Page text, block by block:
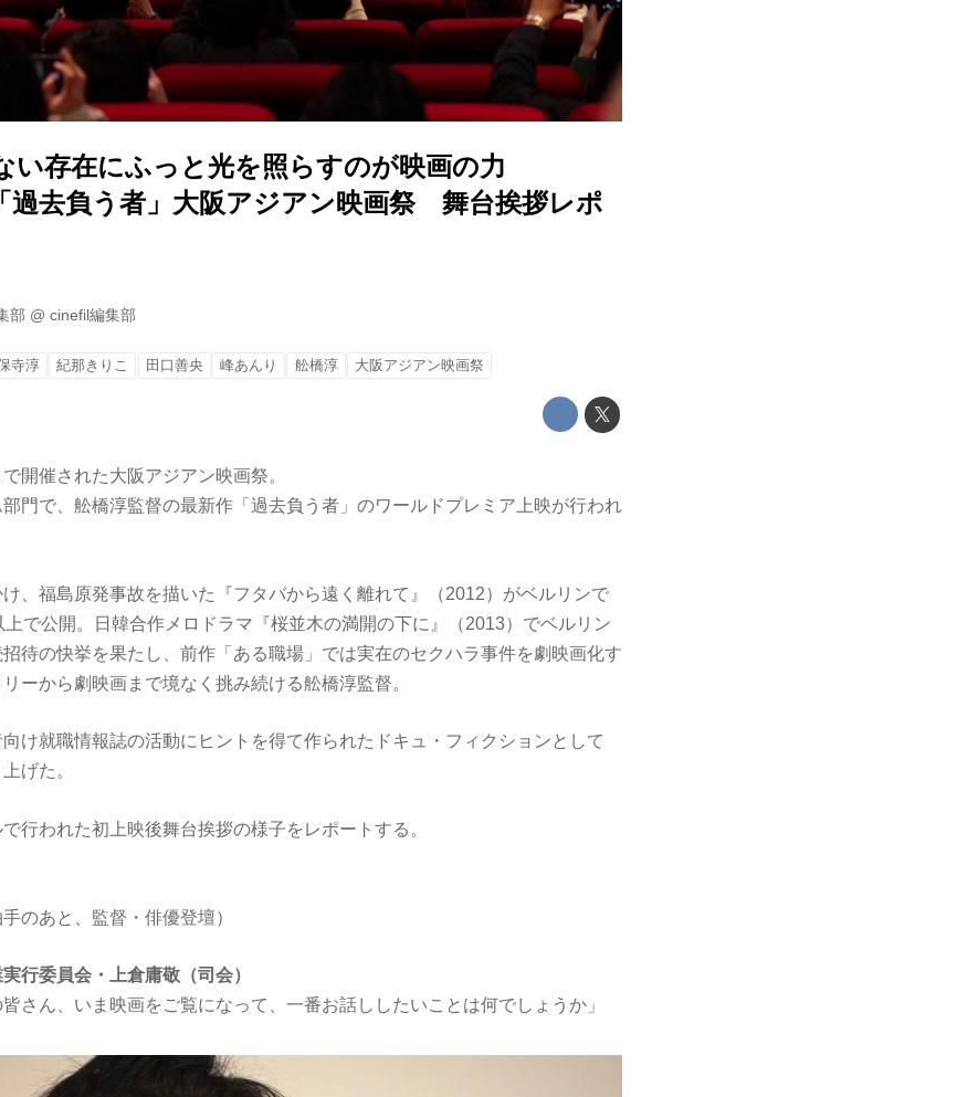
い存在にふっと光を照らすのが映画の力
過去負う者」大阪アジアン映画祭 舞台挨拶レポ
部 @cinefil編集部
寺淳 紀那きりこ 田口善央 峰あんり 舩橋淳 大阪アジアン映画祭
開催された大阪アジアン映画祭。
門で、舩橋淳監督の最新作「過去負う者」のワールドプレミア上映が行われ
、福島原発事故を描いた『フタバから遠く離れて』（2012）がベルリンで
で公開。日韓合作メロドラマ『桜並木の満開の下に』（2013）でベルリン
待の快挙を果たし、前作「ある職場」では実在のセクハラ事件を劇映画化す
ーから劇映画まで境なく挑み続ける舩橋淳監督。
け就職情報誌の活動にヒントを得て作られたドキュ・フィクションとして
げた。
行われた初上映後舞台挨拶の様子をレポートする。
のあと、監督・俳優登壇）
行委員会・上倉庸敬（司会）
皆さん、いま映画をご覧になって、一番お話ししたいことは何でしょうか」